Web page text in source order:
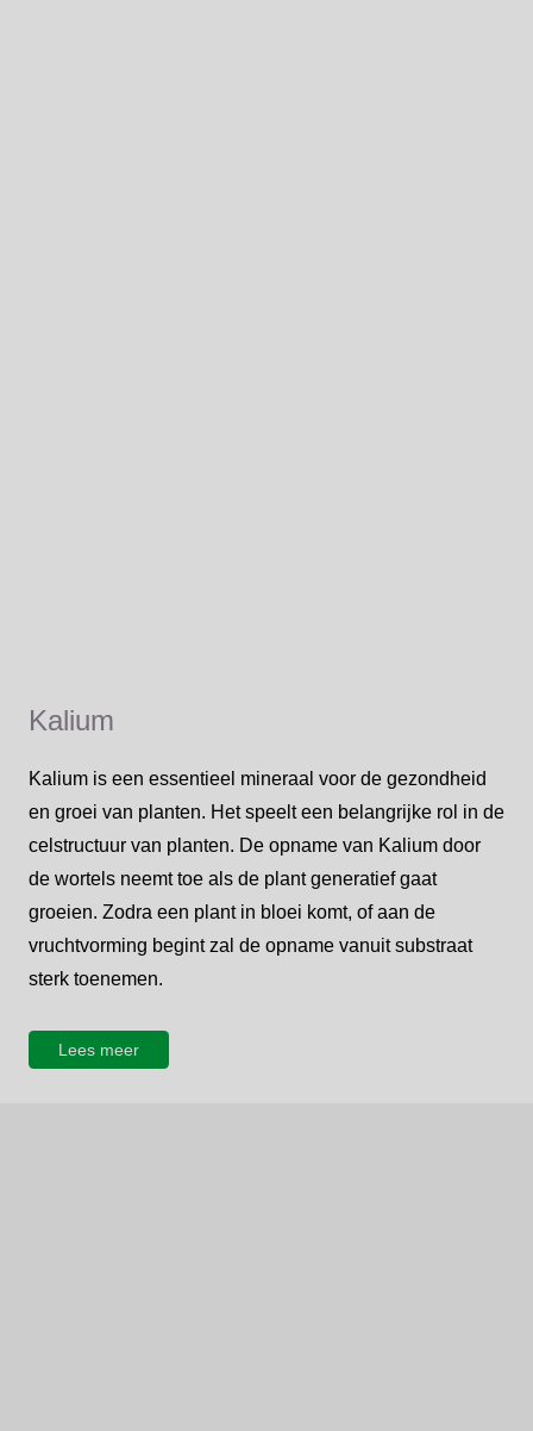
Kalium
Kalium is een essentieel mineraal voor de gezondheid
en groei van planten. Het speelt een belangrijke rol in de
celstructuur van planten. De opname van Kalium door
de wortels neemt toe als de plant generatief gaat
groeien. Zodra een plant in bloei komt, of aan de
vruchtvorming begint zal de opname vanuit substraat
sterk toenemen.
Lees meer